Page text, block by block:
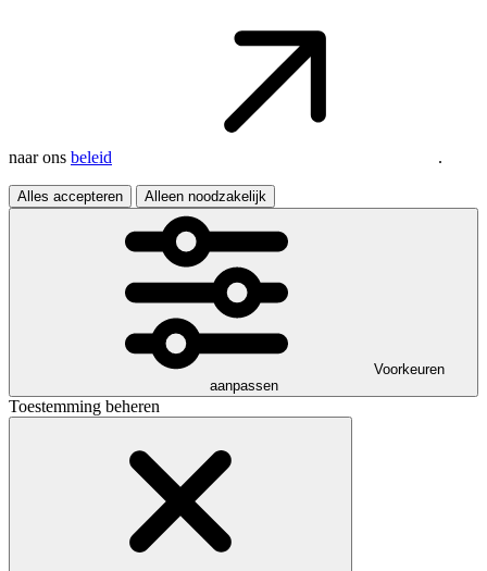
naar ons beleid .
Alles accepteren Alleen noodzakelijk
Voorkeuren
aanpassen
Toestemming beheren